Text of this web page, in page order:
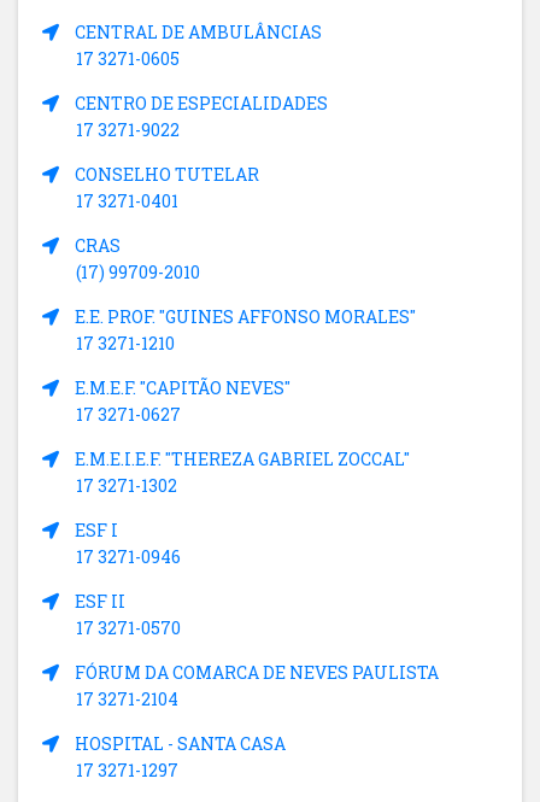
CENTRAL DE AMBULÂNCIAS
17 3271-0605
CENTRO DE ESPECIALIDADES
17 3271-9022
CONSELHO TUTELAR
17 3271-0401
CRAS
(17) 99709-2010
E.E. PROF. "GUINES AFFONSO MORALES"
17 3271-1210
E.M.E.F. "CAPITÃO NEVES"
17 3271-0627
E.M.E.I.E.F. "THEREZA GABRIEL ZOCCAL"
17 3271-1302
ESF I
17 3271-0946
ESF II
17 3271-0570
FÓRUM DA COMARCA DE NEVES PAULISTA
17 3271-2104
HOSPITAL - SANTA CASA
17 3271-1297